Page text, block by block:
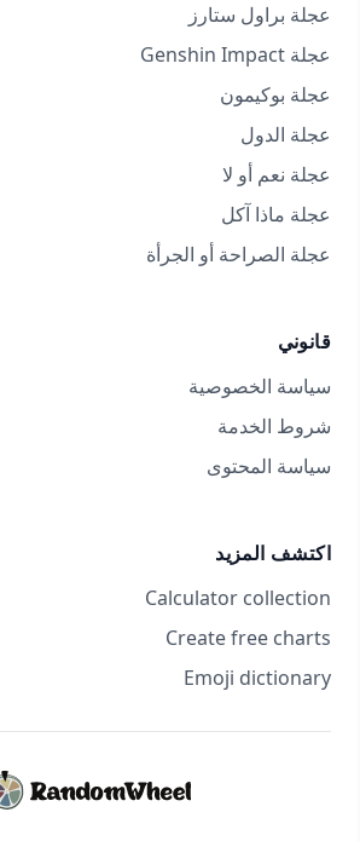
عجلة براول ستارز
عجلة Genshin Impact
عجلة بوكيمون
عجلة الدول
عجلة نعم أو لا
عجلة ماذا آكل
عجلة الصراحة أو الجرأة
قانوني
سياسة الخصوصية
شروط الخدمة
سياسة المحتوى
اكتشف المزيد
Calculator collection
Create free charts
Emoji dictionary